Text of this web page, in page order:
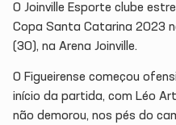
O Joinville Esporte clube
Copa Santa Catarina 2023
(30), na Arena Joinville.
O Figueirense começou
início da partida, com Léo
não demorou, nos pés do